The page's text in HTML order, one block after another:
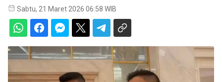
Sabtu, 21 Maret 2026 06:58 WIB